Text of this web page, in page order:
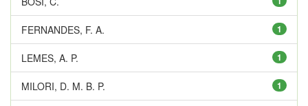
1
FERNANDES, F. A.
1
LEMES, A. P.
1
MILORI, D. M. B. P.